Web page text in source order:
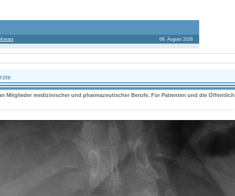
09. August 2026
Mitglieder medizinischer und pharmazeutischer Berufe. Für Patienten und die